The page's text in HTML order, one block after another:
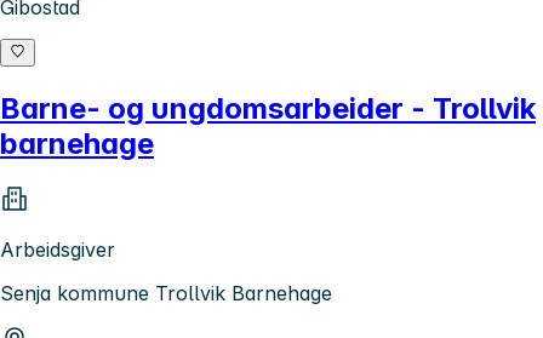
Gibostad
Barne- og ungdomsarbeider - Trollvik
barnehage
Arbeidsgiver
Senja kommune Trollvik Barnehage